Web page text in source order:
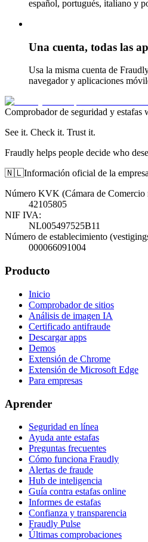
español, portugués, italiano y
Una cuenta, todas las
Usa la misma cuenta de
navegador y aplicaciones
Comprobador de seguridad y estafas
See it. Check it. Trust it.
Fraudly helps people decide who
🇳🇱Información oficial de la
Número KVK (Cámara de Comercio
42105805
NIF IVA:
NL005497525B11
Número de establecimiento
000066091004
Producto
Inicio
Comprobador de sitios
Análisis de imagen IA
Certificado antifraude
Descargar apps
Demos
Extensión de Chrome
Extensión de Microsoft Edge
Para empresas
Aprender
Seguridad en línea
Ayuda ante estafas
Preguntas frecuentes
Cómo funciona Fraudly
Alertas de fraude
Hub de inteligencia
Guía contra estafas online
Informes de estafas
Confianza y transparencia
Fraudly Pulse
Últimas comprobaciones